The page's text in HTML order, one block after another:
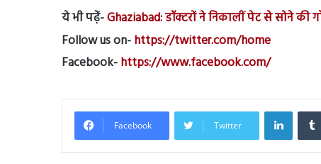
ये भी पढ़ें-Ghaziabad: डॉक्टरों ने निकालीं पेट से सोने की
Follow us on-https://twitter.com/home
Facebook-https://www.facebook.com/
Facebook Twitter